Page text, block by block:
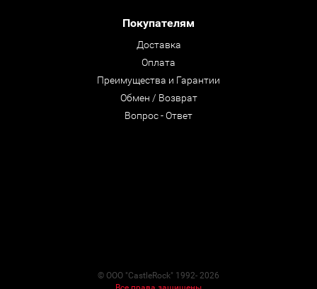
Покупателям
Доставка
Оплата
Преимущества и Гарантии
Обмен / Возврат
Вопрос - Ответ
© ООО "CastleRock" 1992- 2026